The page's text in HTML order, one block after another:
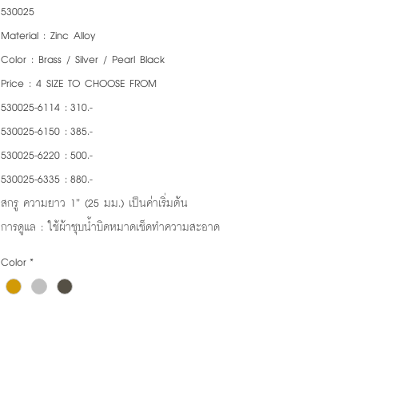
530025
Material : Zinc Alloy
Color : Brass / Silver / Pearl Black
Price : 4 SIZE TO CHOOSE FROM
530025-6114 : 310.-
530025-6150 : 385.-
530025-6220 : 500.-
530025-6335 : 880.-
สกรู ความยาว 1” (25 มม.) เป็นค่าเริ่มต้น
การดูแล : ใช้ผ้าชุบน้ำบิดหมาดเช็ดทำความสะอาด
Color*